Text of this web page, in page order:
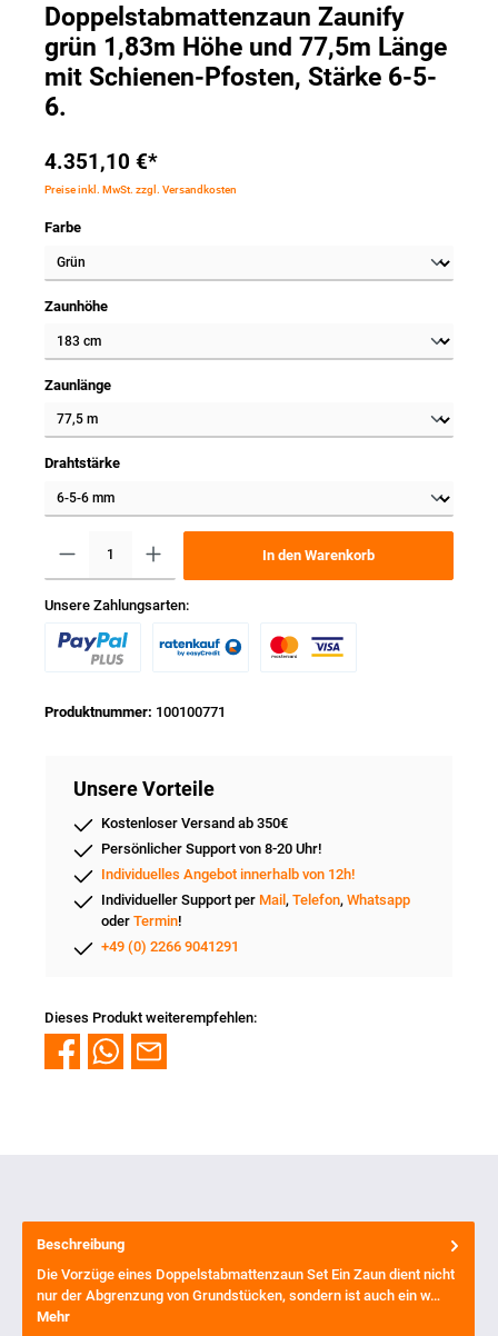
Doppelstabmattenzaun Zaunify
grün 1,83m Höhe und 77,5m Länge
mit Schienen-Pfosten, Stärke 6-5-
6.
4.351,10 €*
Preise inkl. MwSt. zzgl. Versandkosten
Farbe
Zaunhöhe
Zaunlänge
Drahtstärke
In den Warenkorb
Unsere Zahlungsarten:
Produktnummer: 100100771
Unsere Vorteile
Kostenloser Versand ab 350€
Persönlicher Support von 8-20 Uhr!
Individuelles Angebot innerhalb von 12h!
Individueller Support per Mail , Telefon, Whatsapp
oder Termin!
+49 (0) 2266 9041291
Dieses Produkt weiterempfehlen:
Beschreibung
Die Vorzüge eines Doppelstabmattenzaun Set Ein Zaun dient nicht
nur der Abgrenzung von Grundstücken, sondern ist auch ein w…
Mehr